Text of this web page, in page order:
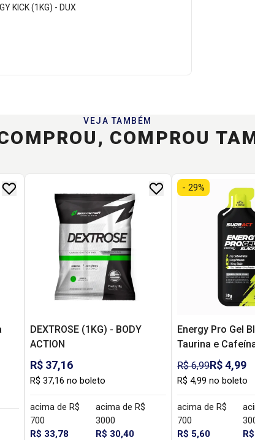
KICK (1KG) - DUX
VEJA TAMBÉM
COMPROU
DEXTROSE (1KG) - BODY
ACTION
R$ 37,16
R$ 37,16 no boleto
acima de R$
700
R$ 33,78
acima de R$
3000
R$ 30,40
Energy Pro Gel
Taurina e
- SUDRACT
R$ 6,99R$ 4,99
- 29%
R$ 4,99 no boleto
acima de R$
700
R$ 5,60